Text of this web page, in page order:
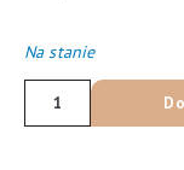
Na stanie
ilość
Ziaja